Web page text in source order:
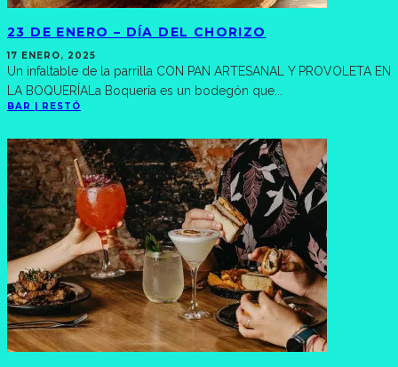
23 DE ENERO – DÍA DEL CHORIZO
17 ENERO, 2025
Un infaltable de la parrilla CON PAN ARTESANAL Y PROVOLETA EN
LA BOQUERÍALa Boquería es un bodegón que...
BAR | RESTÓ